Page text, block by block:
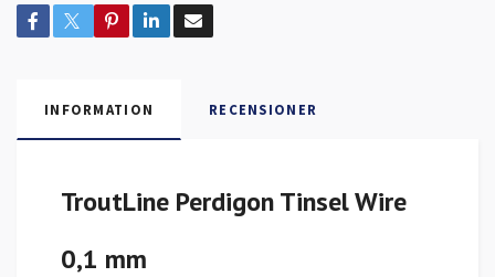
INFORMATION RECENSIONER
TroutLine Perdigon Tinsel Wire
0,1 mm